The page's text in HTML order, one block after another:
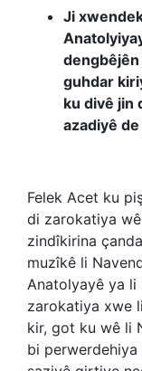
Ji
dengbêjên
guhdar
ku divê jin
azadiyê
Felek Acet ku
di zarokatiya
zindîkirina
muzîkê li
Anatolyayê ya li
zarokatiya xwe
kir, got ku wê li
bi